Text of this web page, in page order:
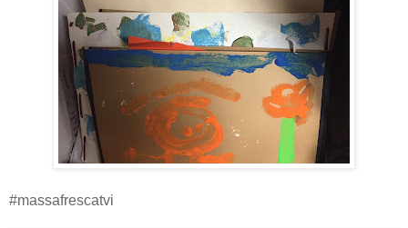
#massafrescatvi